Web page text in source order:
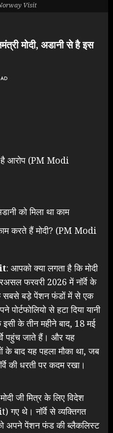
मोदी, अडानी से है इस
Visit
है आरोप (PM Modi
को मिला था काम
करते हैं मोदी? (PM Modi
: आपको क्या लगता है कि मोदी
फरवरी 2026 में नॉर्वे के
सबसे बड़े पेंशन फंडों में से एक
पोर्टफोलियो से हटा दिया यानी
के तीन महीने बाद, 18 मई
पहुंच जाते हैं। और यह
के बाद यह पहला मौका था, जब
की धरती पर कदम रखा।
जी मित्र के लिए विदेश
थे। नॉर्वे से व्यक्तिगत
अपने पेंशन फंड की ब्लैकलिस्ट